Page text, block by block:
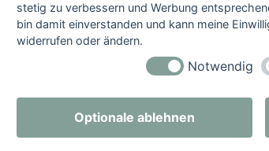
Daaden versetzt.
aufgedrückt. Ihre Leidenschaft galt der
Schülerinnen und Schülern vermittelte. Sie
sich in Wettbewerben mit anderen messen
Wettbewerb „The Big Challenge“ geht
stetig zu verbessern und Werbung
bin damit einverstanden und kann meine
widerrufen oder ändern.
Notwendig
Optionale ablehnen